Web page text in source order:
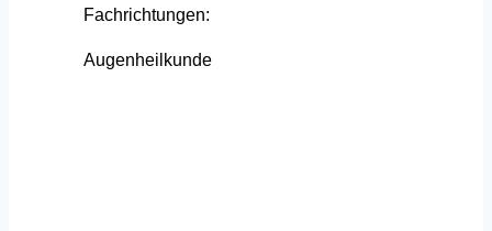
Fachrichtungen:
Augenheilkunde